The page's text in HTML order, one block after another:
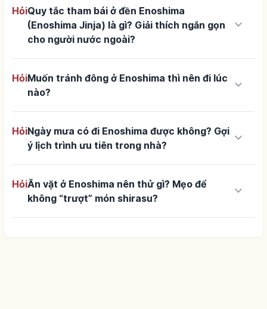
HỏiQuy tắc tham bái ở đền Enoshima
(Enoshima Jinja) là gì? Giải thích ngắn gọn
cho người nước ngoài?
keyboard_arrow_down
HỏiMuốn tránh đông ở Enoshima thì nên đi lúc
nào?
keyboard_arrow_down
HỏiNgày mưa có đi Enoshima được không? Gợi
ý lịch trình ưu tiên trong nhà?
keyboard_arrow_down
HỏiĂn vặt ở Enoshima nên thử gì? Mẹo để
không “trượt” món shirasu?
keyboard_arrow_down